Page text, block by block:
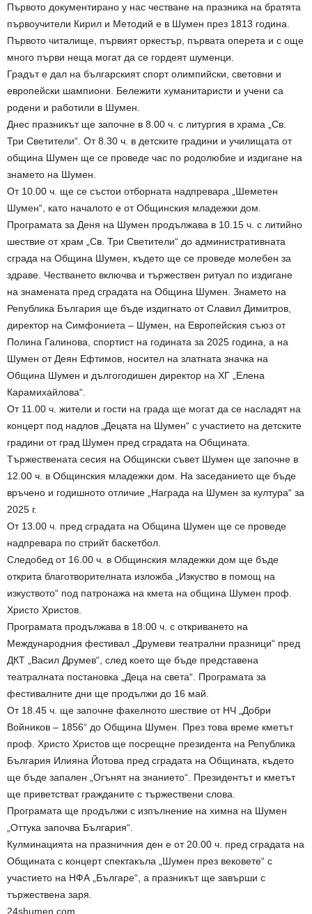
Първото документирано у нас честване на празника на братята
първоучители Кирил и Методий е в Шумен през 1813 година.
Първото читалище, първият оркестър, първата оперета и с още
много първи неща могат да се гордеят шуменци.
Градът е дал на българският спорт олимпийски, световни и
европейски шампиони. Бележити хуманитаристи и учени са
родени и работили в Шумен.
Днес празникът ще започне в 8.00 ч. с литургия в храма „Св.
Три Светители“. От 8.30 ч. в детските градини и училищата от
община Шумен ще се проведе час по родолюбие и издигане на
знамето на Шумен.
От 10.00 ч. ще се състои отборната надпревара „Шеметен
Шумен“, като началото е от Общинския младежки дом.
Програмата за Деня на Шумен продължава в 10.15 ч. с литийно
шествие от храм „Св. Три Светители“ до административната
сграда на Община Шумен, където ще се проведе молебен за
здраве. Честването включва и тържествен ритуал по издигане
на знамената пред сградата на Община Шумен. Знамето на
Република България ще бъде издигнато от Славил Димитров,
директор на Симфониета – Шумен, на Европейския съюз от
Полина Галинова, спортист на годината за 2025 година, а на
Шумен от Деян Ефтимов, носител на златната значка на
Община Шумен и дългогодишен директор на ХГ „Елена
Карамихайлова“.
От 11.00 ч. жители и гости на града ще могат да се насладят на
концерт под надлов „Децата на Шумен“ с участието на детските
градини от град Шумен пред сградата на Общината.
Тържествената сесия на Общински съвет Шумен ще започне в
12.00 ч. в Общинския младежки дом. На заседанието ще бъде
връчено и годишното отличие „Награда на Шумен за култура“ за
2025 г.
От 13.00 ч. пред сградата на Община Шумен ще се проведе
надпревара по стрийт баскетбол.
Следобед от 16.00 ч. в Общинския младежки дом ще бъде
открита благотворителната изложба „Изкуство в помощ на
изкуството“ под патронажа на кмета на община Шумен проф.
Христо Христов.
Програмата продължава в 18:00 ч. с откриването на
Международния фестивал „Друмеви театрални празници“ пред
ДКТ „Васил Друмев“, след което ще бъде представена
театралната постановка „Деца на света“. Програмата за
фестивалните дни ще продължи до 16 май.
От 18.45 ч. ще започне факелното шествие от НЧ „Добри
Войников – 1856“ до Община Шумен. През това време кметът
проф. Христо Христов ще посрещне президента на Република
България Илияна Йотова пред сградата на Общината, където
ще бъде запален „Огънят на знанието“. Президентът и кметът
ще приветстват гражданите с тържествени слова.
Програмата ще продължи с изпълнение на химна на Шумен
„Оттука започва България“.
Кулминацията на празничния ден е от 20.00 ч. пред сградата на
Общината с концерт спектакъла „Шумен през вековете“ с
участието на НФА „Българе“, а празникът ще завърши с
тържествена заря.
24shumen.com